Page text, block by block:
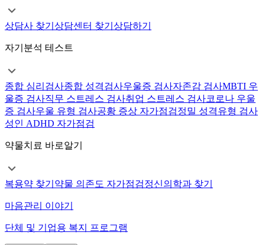
상담사 찾기 상담센터 찾기 상담하기
자기분석 테스트
종합 심리검사종합 성격검사우울증 검사자존감 검사MBTI 우
울증 검사직무 스트레스 검사취업 스트레스 검사코로나 우울
증 검사우울 유형 검사공황 증상 자가점검정밀 성격유형 검사
성인 ADHD 자가점검
약물치료 바로알기
복용약 찾기 약물 의존도 자가점검정신의학과 찾기
마음관리 이야기
단체 및 기업용 복지 프로그램